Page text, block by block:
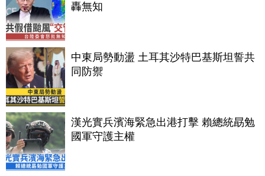
轟無知
中東局勢動盪 土耳其沙特巴基斯坦誓共
同防禦
漢光實兵濱海緊急出港打擊 賴總統勗勉
國軍守護主權